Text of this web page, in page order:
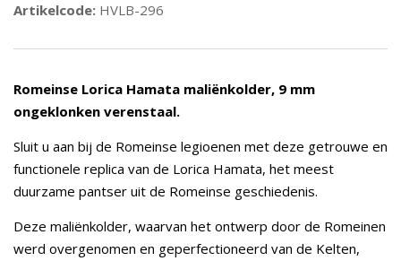
Artikelcode: HVLB-296
Romeinse Lorica Hamata maliënkolder, 9 mm
ongeklonken verenstaal.
Sluit u aan bij de Romeinse legioenen met deze getrouwe en
functionele replica van de Lorica Hamata, het meest
duurzame pantser uit de Romeinse geschiedenis.
Deze maliënkolder, waarvan het ontwerp door de Romeinen
werd overgenomen en geperfectioneerd van de Kelten,